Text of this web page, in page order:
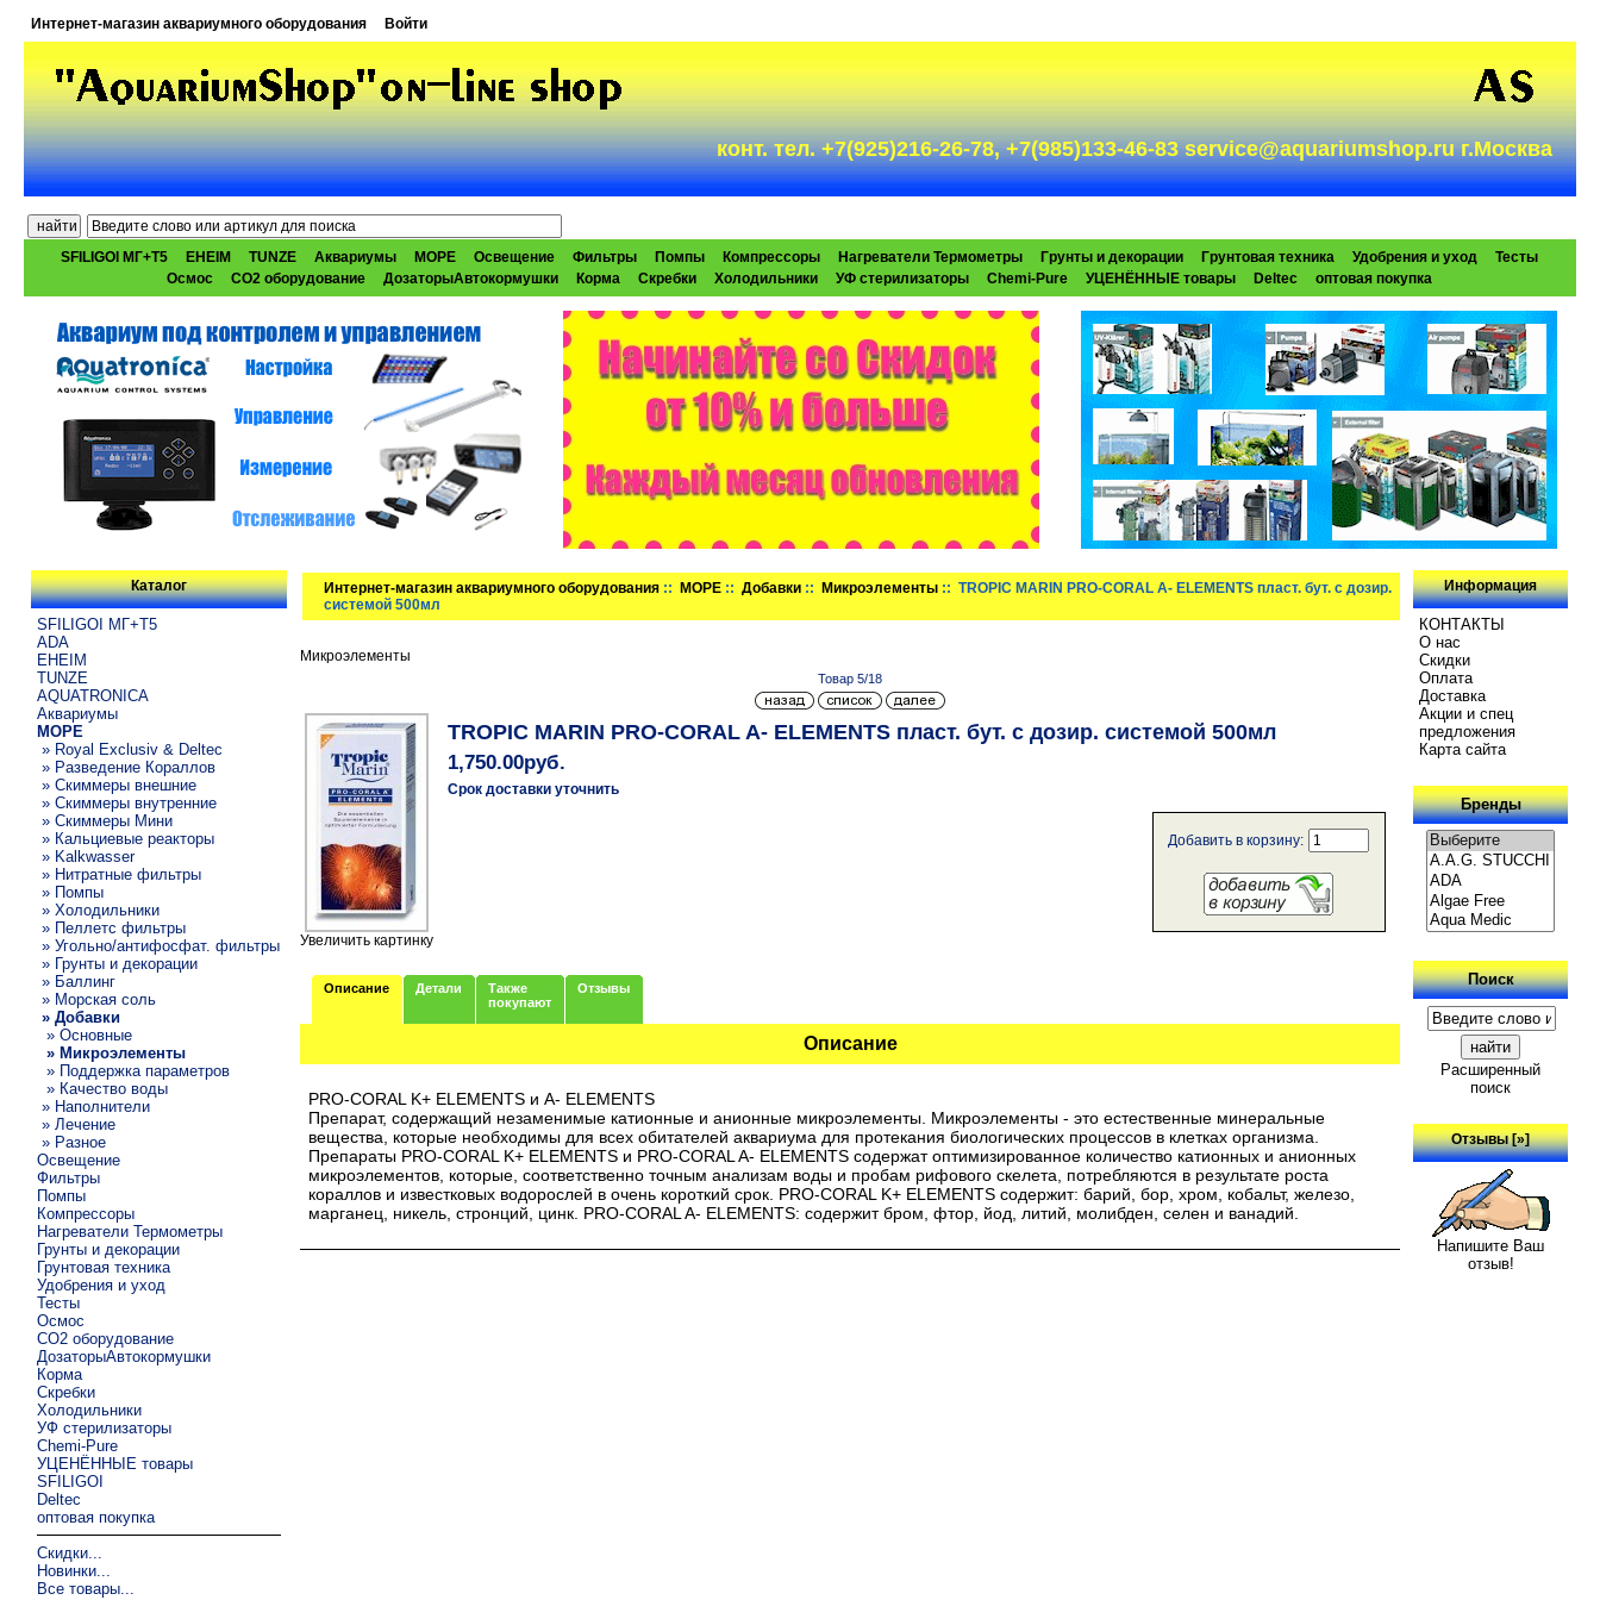
Интернет-магазин аквариумного оборудования Войти
конт. тел. +7(925)216-26-78, +7(985)133-46-83 service@aquariumshop.ru г.Москва
SFILIGOI МГ+Т5 EHEIM TUNZE Аквариумы МОРЕ Освещение Фильтры Помпы Компрессоры Нагреватели Термометры Грунты и декорации Грунтовая техника Удобрения и уход
Тесты
Осмос
CO2 оборудование ДозаторыАвтокормушки Корма Скребки Холодильники УФ стерилизаторы Chemi-Pure УЦЕНЁННЫЕ товары Deltec оптовая покупка
Каталог
SFILIGOI МГ+Т5
ADA
EHEIM
TUNZE
AQUATRONICA
Аквариумы
МОРЕ
» Royal Exclusiv & Deltec
» Разведение Кораллов
» Скиммеры внешние
» Скиммеры внутренние
» Скиммеры Мини
» Кальциевые реакторы
» Kalkwasser
» Нитратные фильтры
» Помпы
» Холодильники
» Пеллетс фильтры
» Угольно/антифосфат. фильтры
» Грунты и декорации
» Баллинг
» Морская соль
» Добавки
» Основные
» Микроэлементы
» Поддержка параметров
» Качество воды
» Наполнители
» Лечение
» Разное
Освещение
Фильтры
Помпы
Компрессоры
Нагреватели Термометры
Грунты и декорации
Грунтовая техника
Удобрения и уход
Тесты
Осмос
CO2 оборудование
ДозаторыАвтокормушки
Корма
Скребки
Холодильники
УФ стерилизаторы
Chemi-Pure
УЦЕНЁННЫЕ товары
SFILIGOI
Deltec
оптовая покупка
Скидки...
Новинки...
Все товары...
Интернет-магазин аквариумного оборудования :: МОРЕ ::Добавки :: Микроэлементы :: TROPIC MARIN PRO-CORAL A- ELEMENTS пласт. бут. с дозир.
системой 500мл
Микроэлементы
Товар 5/18
Увеличить картинку
TROPIC MARIN PRO-CORAL A- ELEMENTS пласт. бут. с дозир. системой 500мл
1,750.00руб.
Срок доставки уточнить
Добавить в корзину:
Описание Детали
Также
покупают
Отзывы
Описание
PRO-CORAL K+ ELEMENTS и A- ELEMENTS
Препарат, содержащий незаменимые катионные и анионные микроэлементы. Микроэлементы - это естественные минеральные
вещества, которые необходимы для всех обитателей аквариума для протекания биологических процессов в клетках организма.
Препараты PRO-CORAL K+ ELEMENTS и PRO-CORAL A- ELEMENTS содержат оптимизированное количество катионных и анионных
микроэлементов, которые, соответственно точным анализам воды и пробам рифового скелета, потребляются в результате роста
кораллов и известковых водорослей в очень короткий срок. PRO-CORAL K+ ELEMENTS содержит: барий, бор, хром, кобальт, железо,
марганец, никель, стронций, цинк. PRO-CORAL A- ELEMENTS: содержит бром, фтор, йод, литий, молибден, селен и ванадий.
Информация
КОНТАКТЫ
О нас
Скидки
Oплатa
Доставка
Акции и спец
предложения
Карта сайта
Бренды
Поиск
Расширенный
поиск
Отзывы [»]
Напишите Ваш
отзыв!